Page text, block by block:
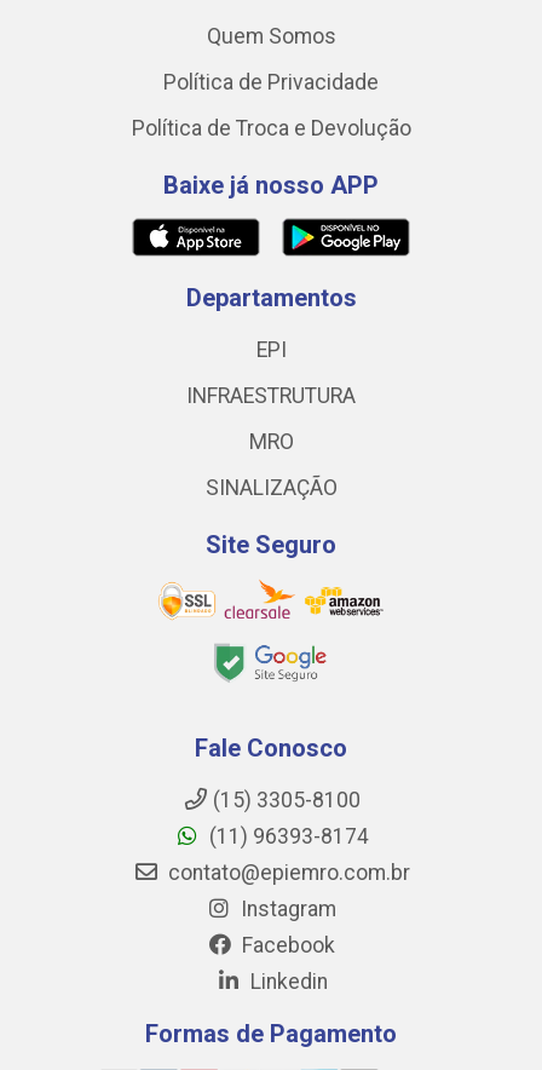
Quem Somos
Política de Privacidade
Política de Troca e Devolução
Baixe já nosso APP
Departamentos
EPI
INFRAESTRUTURA
MRO
SINALIZAÇÃO
Site Seguro
Fale Conosco
(15) 3305-8100
(11) 96393-8174
contato@epiemro.com.br
Instagram
Facebook
Linkedin
Formas de Pagamento